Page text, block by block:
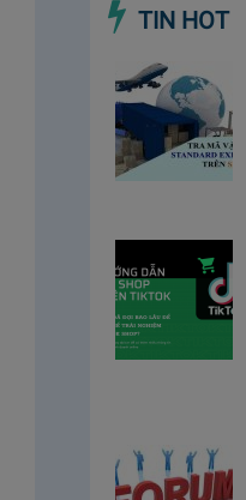
TIN HOT